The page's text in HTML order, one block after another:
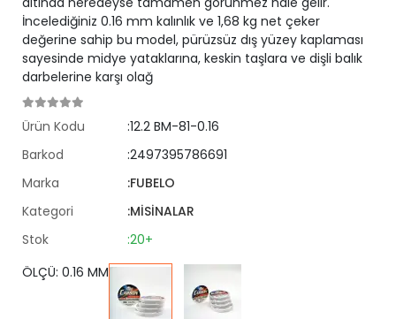
İncelediğiniz 0.16 mm kalınlık ve 1,68 kg net çeker
değerine sahip bu model, pürüzsüz dış yüzey kaplaması
sayesinde midye yataklarına, keskin taşlara ve dişli balık
darbelerine karşı olağ
Ürün Kodu
:12.2 BM-81-0.16
Barkod
:2497395786691
Marka
:FUBELO
Kategori
:MİSİNALAR
Stok
:20+
ÖLÇÜ: 0.16 MM